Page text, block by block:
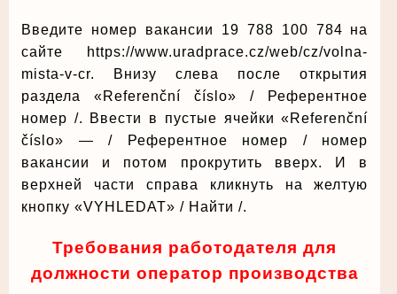
Введите номер вакансии 19 788 100 784 на
сайте https://www.uradprace.cz/web/cz/volna-
mista-v-cr. Внизу слева после открытия
раздела «Referenční číslo» / Референтное
номер /. Ввести в пустые ячейки «Referenční
číslo» — / Референтное номер / номер
вакансии и потом прокрутить вверх. И в
верхней части справа кликнуть на желтую
кнопку «VYHLEDAT» / Найти /.
Требования работодателя для
должности оператор производства